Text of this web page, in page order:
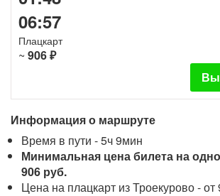
06:57
Плацкарт
~ 906 ₽
Информация о маршруте
Время в пути - 5ч 9мин
Минимальная цена билета на
906 руб.
Цена на плацкарт из Троекурово - от